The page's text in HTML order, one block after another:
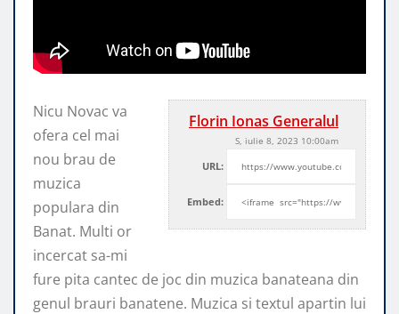
Florin Ionas Generalul
S, iulie 8, 2023 10:00am
URL:
Embed:
Nicu Novac va
ofera cel mai
nou brau de
muzica
populara din
Banat. Multi or
incercat sa-mi
fure pita cantec de joc din muzica banateana din
genul brauri banatene. Muzica si textul apartin lui